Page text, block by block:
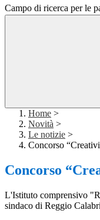
Campo di ricerca per le
Home >
Novità >
Le notizie >
Concorso
Concorso
L'Istituto comprensivo
sindaco di Reggio